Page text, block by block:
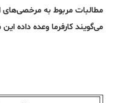
مطالبات مربوط به مرخصی‌های
می‌گویند کارفرما وعده داده